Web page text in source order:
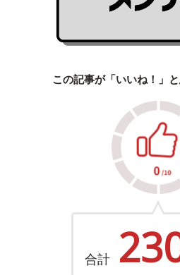
この記事が「いいね！」
合計